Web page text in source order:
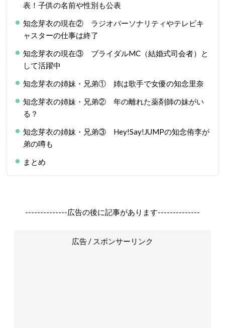
表！子供の名前や性別も公表
知念芽衣の現在② ラジオパーソナリティやテレビキ
ャスターの仕事は終了
知念芽衣の現在③ ブライダルMC（結婚式司会者）と
して活躍中
知念芽衣の姉妹・兄弟① 姉は歌手で女優の知念里奈
知念芽衣の姉妹・兄弟② 年の離れた薬剤師の妹がい
る？
知念芽衣の姉妹・兄弟③ Hey!Say!JUMPの知念侑李が
弟の噂も
まとめ
--------------広告の後に記事があります--------------
広告 / スポンサーリンク